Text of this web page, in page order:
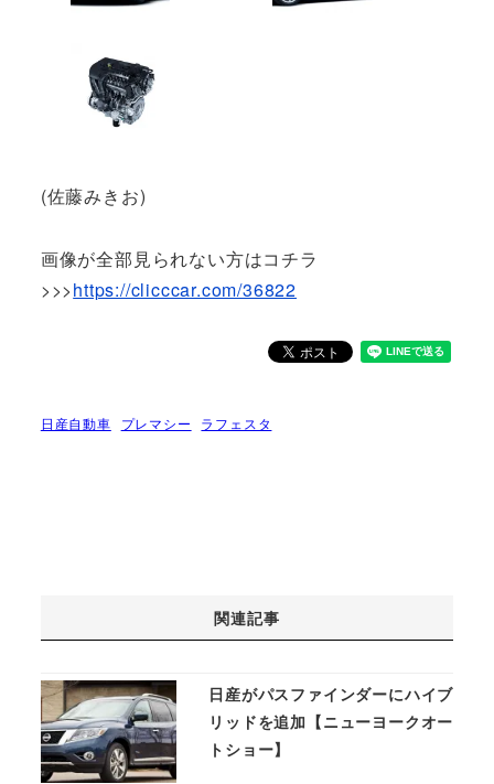
(佐藤みきお)
画像が全部見られない方はコチラ
>>>https://clicccar.com/36822
日産自動車 プレマシー ラフェスタ
関連記事
日産がパスファインダーにハイブ
リッドを追加【ニューヨークオー
トショー】